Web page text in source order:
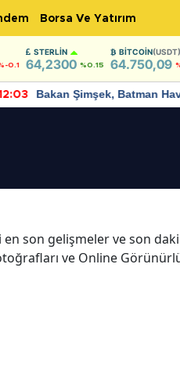
Borsa Ve Yatırım
0.1
STERLIN
64,2300 %0.15
BITCOIN(USDT)
64.750,09
Bakan Şimşek, Batman
için umut verici
en son gelişmeler ve son
ve Online